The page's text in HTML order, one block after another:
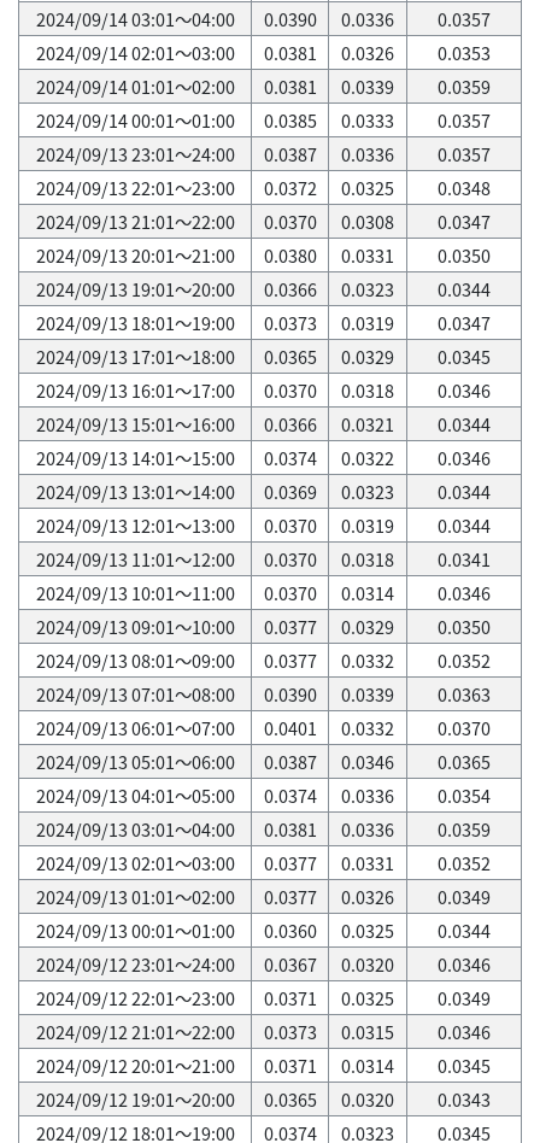
2024/09/14 03:01～04:00
0.0390 0.0336
0.0357
2024/09/14 02:01～03:00
0.0381 0.0326
0.0353
2024/09/14 01:01～02:00
0.0381 0.0339
0.0359
2024/09/14 00:01～01:00
0.0385 0.0333
0.0357
2024/09/13 23:01～24:00
0.0387 0.0336
0.0357
2024/09/13 22:01～23:00
0.0372 0.0325
0.0348
2024/09/13 21:01～22:00
0.0370 0.0308
0.0347
2024/09/13 20:01～21:00
0.0380 0.0331
0.0350
2024/09/13 19:01～20:00
0.0366 0.0323
0.0344
2024/09/13 18:01～19:00
0.0373 0.0319
0.0347
2024/09/13 17:01～18:00
0.0365 0.0329
0.0345
2024/09/13 16:01～17:00
0.0370 0.0318
0.0346
2024/09/13 15:01～16:00
0.0366 0.0321
0.0344
2024/09/13 14:01～15:00
0.0374 0.0322
0.0346
2024/09/13 13:01～14:00
0.0369 0.0323
0.0344
2024/09/13 12:01～13:00
0.0370 0.0319
0.0344
2024/09/13 11:01～12:00
0.0370 0.0318
0.0341
2024/09/13 10:01～11:00
0.0370 0.0314
0.0346
2024/09/13 09:01～10:00
0.0377 0.0329
0.0350
2024/09/13 08:01～09:00
0.0377 0.0332
0.0352
2024/09/13 07:01～08:00
0.0390 0.0339
0.0363
2024/09/13 06:01～07:00
0.0401 0.0332
0.0370
2024/09/13 05:01～06:00
0.0387 0.0346
0.0365
2024/09/13 04:01～05:00
0.0374 0.0336
0.0354
2024/09/13 03:01～04:00
0.0381 0.0336
0.0359
2024/09/13 02:01～03:00
0.0377 0.0331
0.0352
2024/09/13 01:01～02:00
0.0377 0.0326
0.0349
2024/09/13 00:01～01:00
0.0360 0.0325
0.0344
2024/09/12 23:01～24:00
0.0367 0.0320
0.0346
2024/09/12 22:01～23:00
0.0371 0.0325
0.0349
2024/09/12 21:01～22:00
0.0373 0.0315
0.0346
2024/09/12 20:01～21:00
0.0371 0.0314
0.0345
2024/09/12 19:01～20:00
0.0365 0.0320
0.0343
2024/09/12 18:01～19:00
0.0374 0.0323 0.0345